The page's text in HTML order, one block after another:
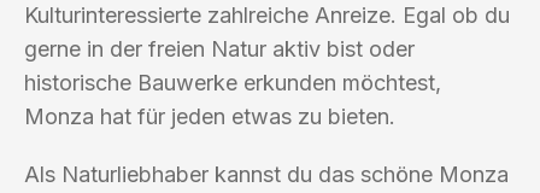
Kulturinteressierte zahlreiche Anreize. Egal ob du
gerne in der freien Natur aktiv bist oder
historische Bauwerke erkunden möchtest,
Monza hat für jeden etwas zu bieten.
Als Naturliebhaber kannst du das schöne Monza